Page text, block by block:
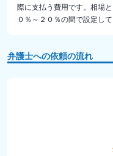
際に支払う費用です。相場
０％～２０％の間で設定し
弁護士への依頼の流れ